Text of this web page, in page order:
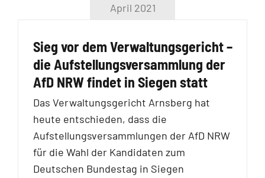
April 2021
Sieg vor dem Verwaltungsgericht –
die Aufstellungsversammlung der
AfD NRW findet in Siegen statt
Das Verwaltungsgericht Arnsberg hat
heute entschieden, dass die
Aufstellungsversammlungen der AfD NRW
für die Wahl der Kandidaten zum
Deutschen Bundestag in Siegen